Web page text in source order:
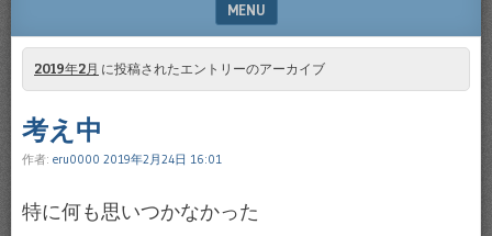
MENU
SKIP TO CONTENT
2019年2月 に投稿されたエントリーのアーカイブ
考え中
作者: eru0000 2019年2月24日 16:01
特に何も思いつかなかった